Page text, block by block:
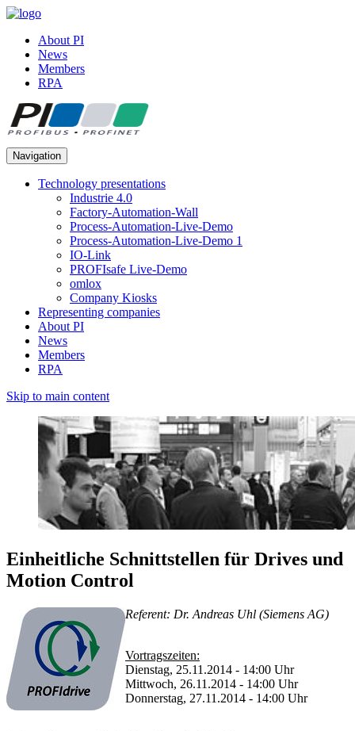
About PI
News
Members
RPA
Navigation
Technology presentations
Industrie 4.0
Factory-Automation-Wall
Process-Automation-Live-Demo
Process-Automation-Live-Demo 1
IO-Link
PROFIsafe Live-Demo
omlox
Company Kiosks
Representing companies
About PI
News
Members
RPA
Skip to main content
Einheitliche Schnittstellen für Drives und
Motion Control
Referent: Dr. Andreas Uhl (Siemens AG)
Vortragszeiten:
Dienstag, 25.11.2014 - 14:00 Uhr
Mittwoch, 26.11.2014 - 14:00 Uhr
Donnerstag, 27.11.2014 - 14:00 Uhr